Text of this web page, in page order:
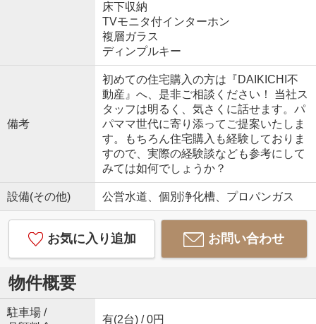
床下収納
TVモニタ付インターホン
複層ガラス
ディンプルキー
備考
初めての住宅購入の方は『DAIKICHI不
動産』へ、是非ご相談ください！ 当社ス
タッフは明るく、気さくに話せます。パ
パママ世代に寄り添ってご提案いたしま
す。もちろん住宅購入も経験しておりま
すので、実際の経験談なども参考にして
みては如何でしょうか？
設備(その他) 公営水道、個別浄化槽、プロパンガス
お気に入り追加 お問い合わせ
物件概要
駐車場 /
有(2台) / 0円